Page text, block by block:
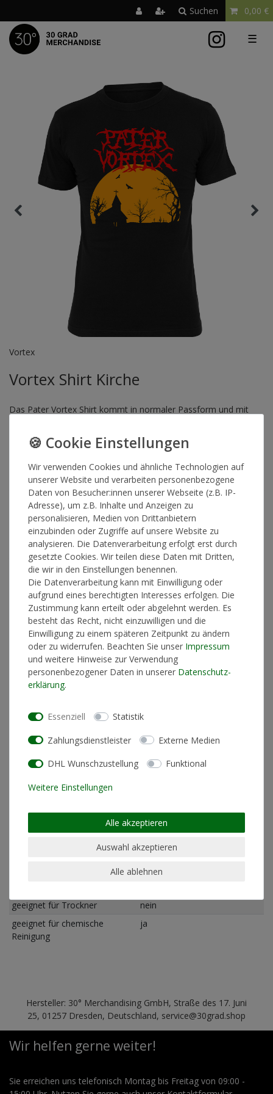
Suchen 0,00 €
☰
Vortex
Vortex Shirt Kirche
Das Pater Vortex Shirt kommt in normaler Passform und mit
Artikelnummer 13043
GRÖSSE
19,90 €*
Lieferzeit 1-3 Werktage
In den Warenkorb
* inkl. ges. MwSt. zzgl. Versandkosten
Künstlerinformationen
ja (bei geringer Temperatur)
Standard Fit (normale
Passform)
Maschinenwäsche linksrum
geeignet für Trockner
nein
geeignet für chemische
Reinigung
ja
Hersteller: 30° Merchandising GmbH, Straße des 17. Juni
25, 01257 Dresden, Deutschland, service@30grad.shop
Wir helfen gerne weiter!
Sie erreichen uns telefonisch Montag bis Freitag von 09:00 -
Wir verwenden Cookies und ähnliche Technologien auf
unserer Website und verarbeiten personenbezogene
Daten von Besucher:innen unserer Webseite (z.B. IP-
Adresse), um z.B. Inhalte und Anzeigen zu
personalisieren, Medien von Drittanbietern
einzubinden oder Zugriffe auf unsere Website zu
analysieren. Die Datenverarbeitung erfolgt erst durch
gesetzte Cookies. Wir teilen diese Daten mit Dritten,
die wir in den Einstellungen benennen.
Die Datenverarbeitung kann mit Einwilligung oder
aufgrund eines berechtigten Interesses erfolgen. Die
Zustimmung kann erteilt oder abgelehnt werden. Es
besteht das Recht, nicht einzuwilligen und die
Einwilligung zu einem späteren Zeitpunkt zu ändern
oder zu widerrufen. Beachten Sie unser Impressum
und weitere Hinweise zur Verwendung
personenbezogener Daten in unserer Daten­schutz­
erklärung.
Essenziell Statistik
Zahlungsdienstleister Externe Medien
DHL Wunschzustellung Funktional
Weitere Einstellungen
Alle akzeptieren
Auswahl akzeptieren
Alle ablehnen